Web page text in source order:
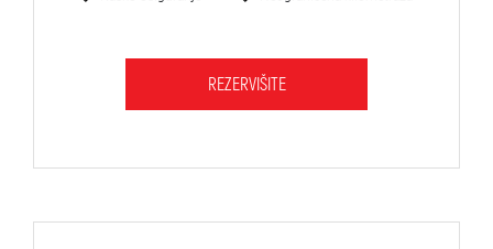
REZERVIŠITE